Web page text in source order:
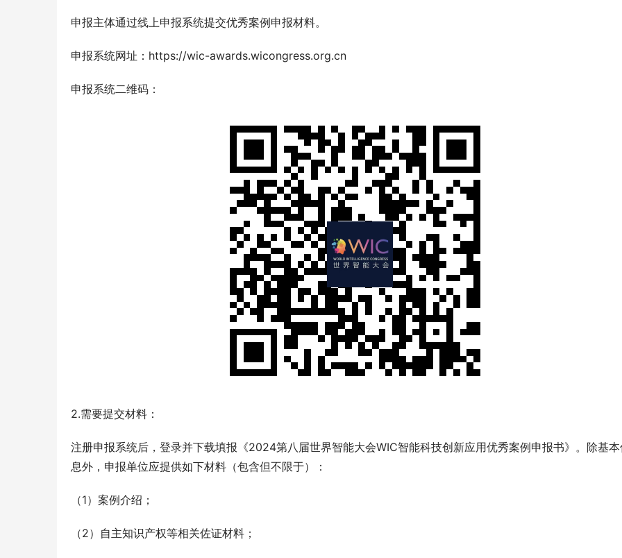
申报主体通过线上申报系统提交优秀案例申报材料。
申报系统网址：https://wic-awards.wicongress.org.cn
申报系统二维码：
2.需要提交材料：
注册申报系统后，登录并下载填报《2024第八届世界智能大会WIC智能科技创新应用优秀案例申报书》。除基
息外，申报单位应提供如下材料（包含但不限于）：
（1）案例介绍；
（2）自主知识产权等相关佐证材料；